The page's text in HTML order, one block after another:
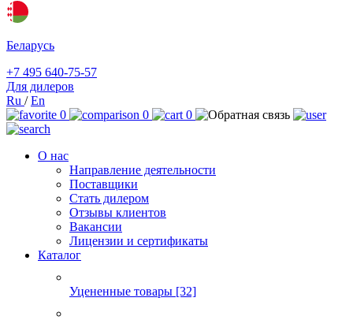
Беларусь
+7 495 640-75-57
Для дилеров
Ru /En
0
0 0
О нас
Направление деятельности
Поставщики
Стать дилером
Отзывы клиентов
Вакансии
Лицензии и сертификаты
Каталог
Уцененные товары [32]